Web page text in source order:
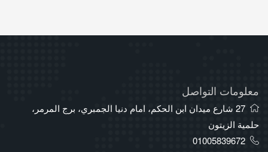
معلومات التواصل
27 شارع ميدان ابن الحكم، امام دنيا الجمبري، برج المرمر،
حلمية الزيتون
01005839672